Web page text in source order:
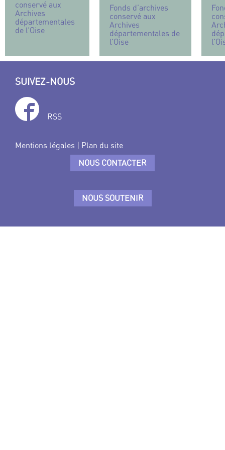
conservé aux
Archives
départementales
de l’Oise
Fonds d’archives
conservé aux
Archives
départementales de
l’Oise
SUIVEZ-NOUS
RSS
Mentions légales | Plan du site
NOUS CONTACTER
NOUS SOUTENIR